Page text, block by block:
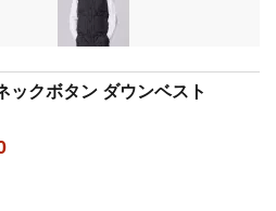
ックボタン ダウンベスト